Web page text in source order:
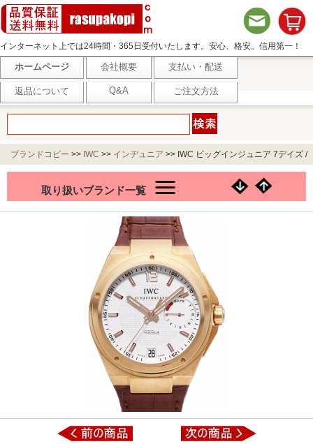
インターネット上では24時間・365日受付いたします。安心、格安。信用第一！
ホームページ 会社概要 支払い・配送
返品について Q&A ご注文方法
ブランドコピー >> IWC >> インヂュニア >> IWC ビッグインジュニア 7デイズ /
取り扱いブランド一覧